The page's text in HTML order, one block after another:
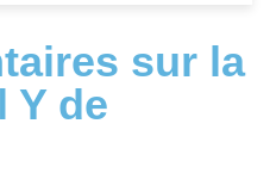
sur la
Y de